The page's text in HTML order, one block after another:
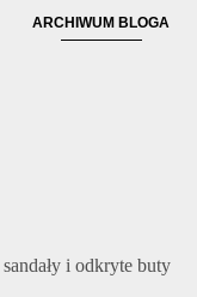
ARCHIWUM BLOGA
i odkryte buty